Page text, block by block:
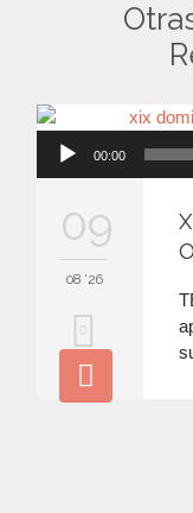
00:00
09
08 '26
M
e
e
0